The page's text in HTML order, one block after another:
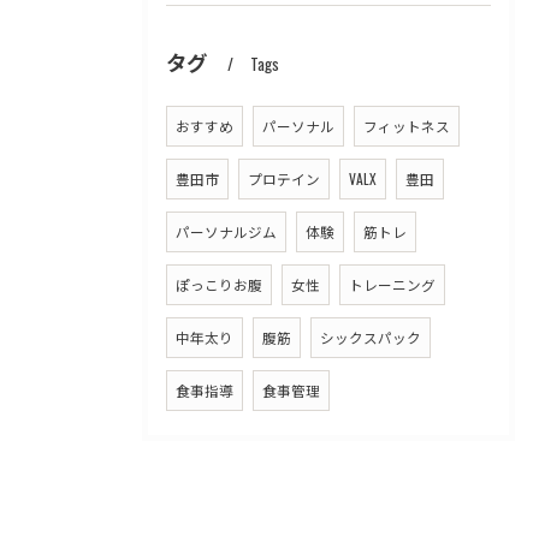
タグ Tags
おすすめ パーソナル フィットネス
豊田市 プロテイン VALX 豊田
パーソナルジム 体験 筋トレ
ぽっこりお腹 女性 トレーニング
中年太り 腹筋 シックスパック
食事指導 食事管理